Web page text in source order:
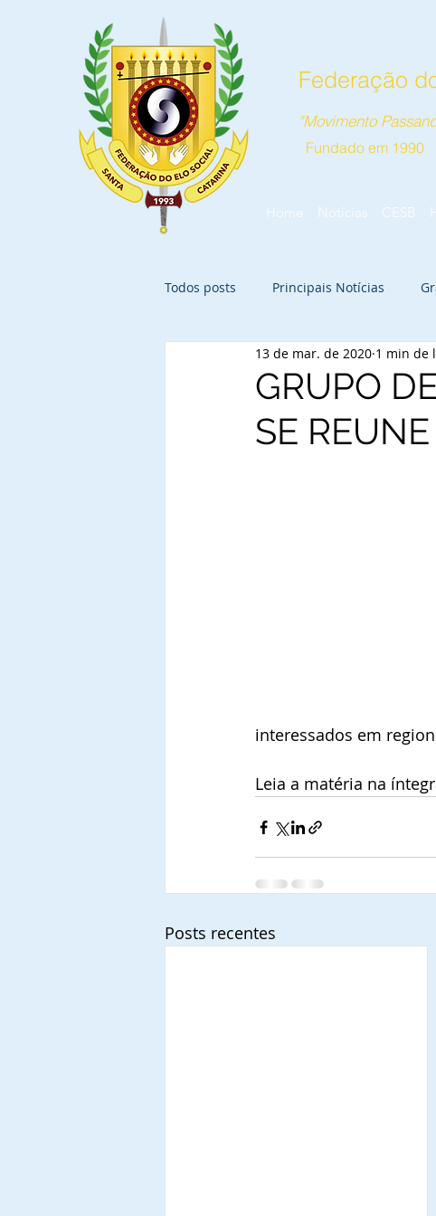
Federação
"Movimento
Fundado em 1990
Home Notícias CESB
Todos posts Principais Notícias
GRUPO
SE
13 de mar. de 2020 1 min de
interessados em
Leia a matéria na
Posts recentes